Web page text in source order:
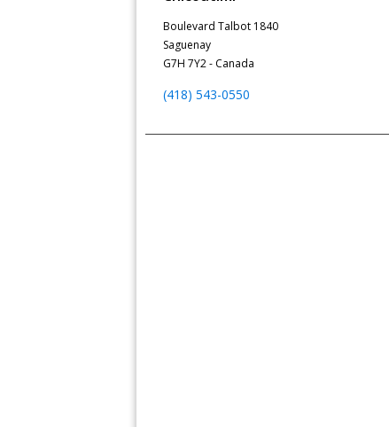
Boulevard Talbot 1840
Saguenay
G7H 7Y2 - Canada
(418) 543-0550